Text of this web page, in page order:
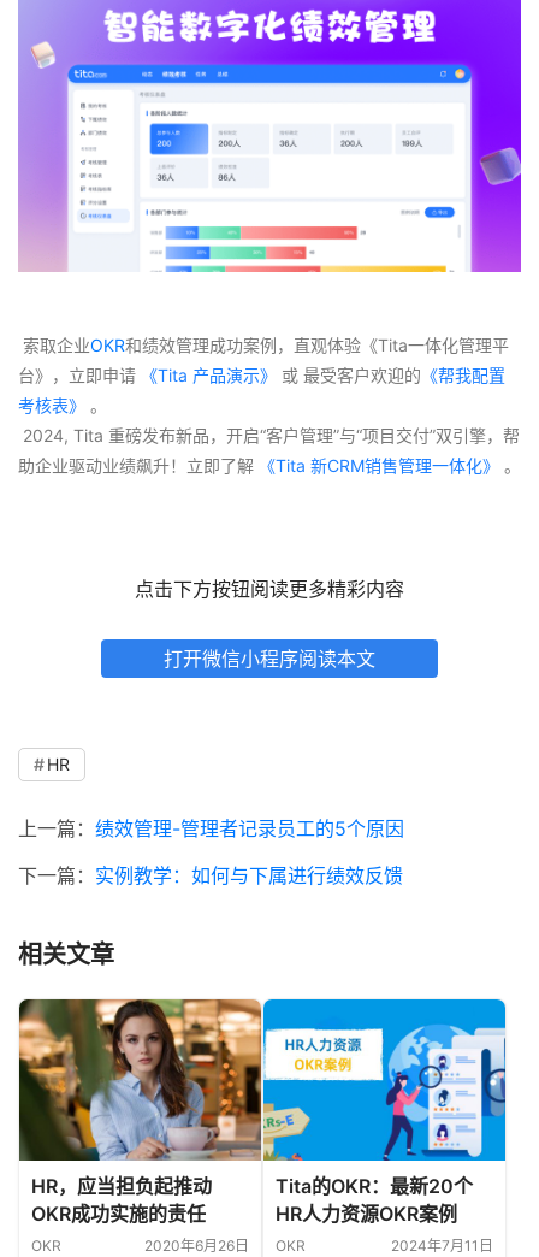
索取企业OKR和绩效管理成功案例，直观体验《Tita一体化管理平
台》，立即申请 《Tita 产品演示》 或 最受客户欢迎的 《帮我配置
考核表》
。
助企业驱动业绩飙升！立即了解 《Tita 新CRM销售管理一体化》 。
点击下方按钮阅读更多精彩内容
打开微信小程序阅读本文
HR
上一篇： 绩效管理-管理者记录员工的5个原因
下一篇： 实例教学：如何与下属进行绩效反馈
相关文章
HR，应当担负起推动
OKR成功实施的责任
OKR 2020年6月26日
Tita的OKR：最新20个
HR人力资源OKR案例
OKR 2024年7月11日